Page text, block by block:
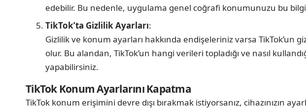
edebilir. Bu nedenle, uygulama genel coğrafi konumunuzu bu
TikTok’ta Gizlilik Ayarları:
Gizlilik ve konum ayarları hakkında endişeleriniz varsa TikTok’un
olur. Bu alandan, TikTok’un hangi verileri topladığı ve nasıl
yapabilirsiniz.
TikTok Konum Ayarlarını Kapatma
TikTok konum erişimini devre dışı bırakmak istiyorsanız, cihazınızın